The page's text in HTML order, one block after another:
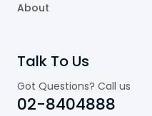
About
Talk To Us
Got Questions? Call us
02-8404888